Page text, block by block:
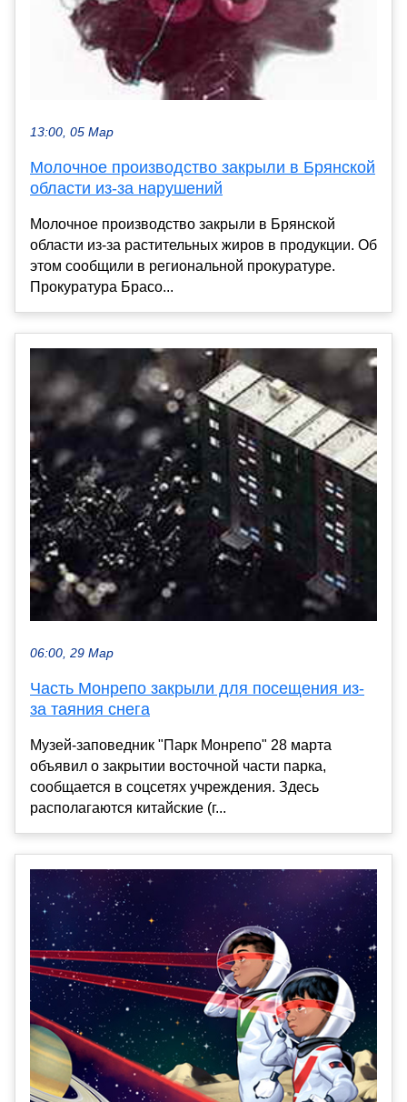
13:00, 05 Мар
Молочное производство закрыли в Брянской
области из-за нарушений
Молочное производство закрыли в Брянской
области из-за растительных жиров в продукции. Об
этом сообщили в региональной прокуратуре.
Прокуратура Брасо...
06:00, 29 Мар
Часть Монрепо закрыли для посещения из-
за таяния снега
Музей-заповедник "Парк Монрепо" 28 марта
объявил о закрытии восточной части парка,
сообщается в соцсетях учреждения. Здесь
располагаются китайские (г...